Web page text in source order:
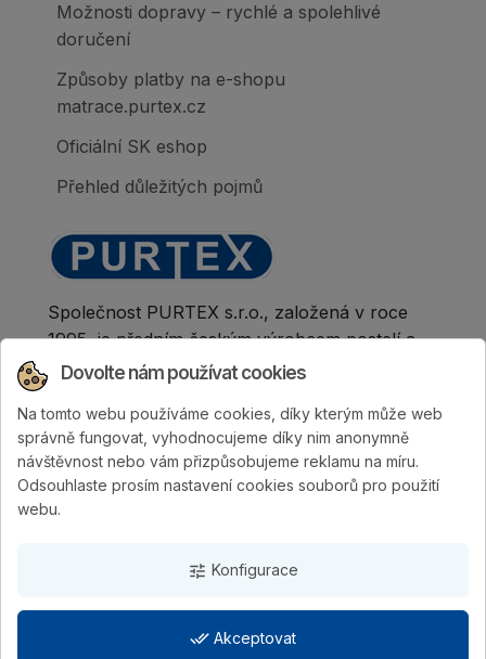
Možnosti dopravy – rychlé a spolehlivé
doručení
Způsoby platby na e-shopu
matrace.purtex.cz
Oficiální SK eshop
Přehled důležitých pojmů
Společnost PURTEX s.r.o., založená v roce
1995, je předním českým výrobcem postelí a
klinicky hodnocených matrací.
| Vytvořila digitální agentura
Dovolte nám používat cookies
Na tomto webu používáme cookies, díky kterým může web
správně fungovat, vyhodnocujeme díky nim anonymně
návštěvnost nebo vám přizpůsobujeme reklamu na míru.
Odsouhlaste prosím nastavení cookies souborů pro použití
webu.
tune Konfigurace
done_all Akceptovat